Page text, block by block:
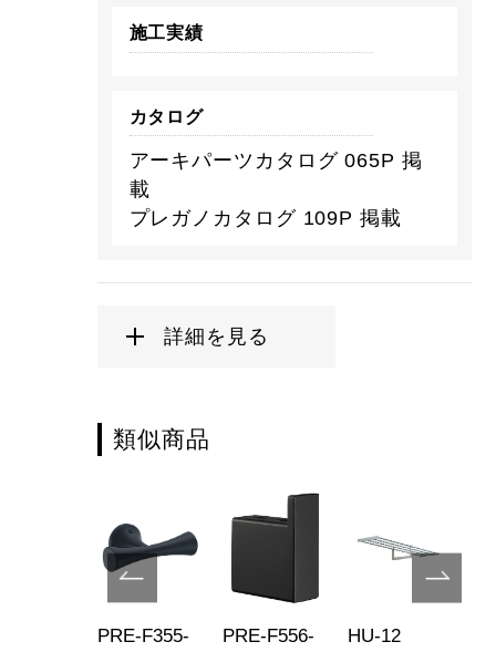
施工実績
カタログ
アーキパーツカタログ 065P 掲
載
プレガノカタログ 109P 掲載
詳細を見る
類似商品
PRE-F355-
PRE-F556-
HU-12